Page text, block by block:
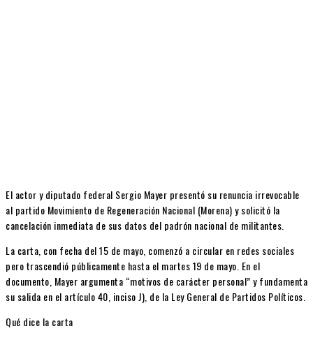
El actor y diputado federal Sergio Mayer presentó su renuncia irrevocable
al partido Movimiento de Regeneración Nacional (Morena) y solicitó la
cancelación inmediata de sus datos del padrón nacional de militantes.
La carta, con fecha del 15 de mayo, comenzó a circular en redes sociales
pero trascendió públicamente hasta el martes 19 de mayo. En el
documento, Mayer argumenta “motivos de carácter personal” y fundamenta
su salida en el artículo 40, inciso J), de la Ley General de Partidos Políticos.
Qué dice la carta